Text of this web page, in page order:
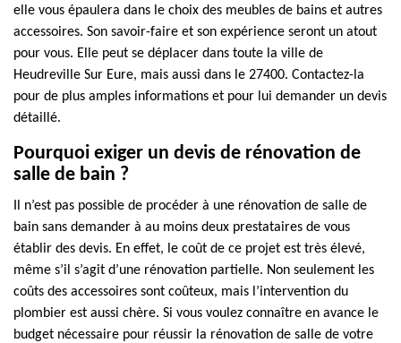
elle vous épaulera dans le choix des meubles de bains et autres
accessoires. Son savoir-faire et son expérience seront un atout
pour vous. Elle peut se déplacer dans toute la ville de
Heudreville Sur Eure, mais aussi dans le 27400. Contactez-la
pour de plus amples informations et pour lui demander un devis
détaillé.
Pourquoi exiger un devis de rénovation de
salle de bain ?
Il n’est pas possible de procéder à une rénovation de salle de
bain sans demander à au moins deux prestataires de vous
établir des devis. En effet, le coût de ce projet est très élevé,
même s’il s’agit d’une rénovation partielle. Non seulement les
coûts des accessoires sont coûteux, mais l’intervention du
plombier est aussi chère. Si vous voulez connaître en avance le
budget nécessaire pour réussir la rénovation de salle de votre